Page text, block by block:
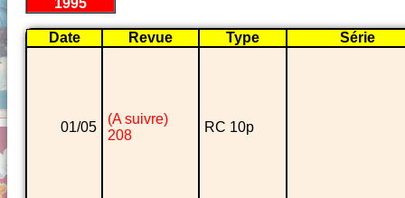
1995
Date Revue Type Série
01/05
(A suivre)
208
RC 10p